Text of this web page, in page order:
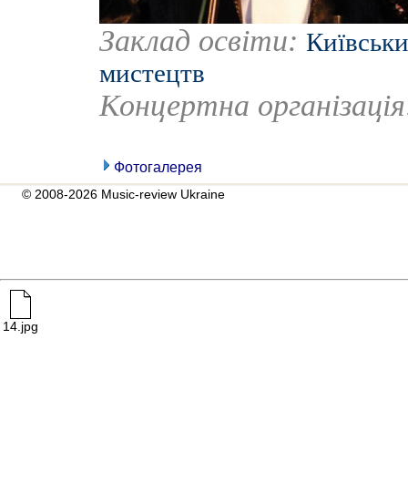
Заклад освіти:
мистецтв
Концертна
Фотогалерея
© 2008-2026 Music-review Ukraine
14.jpg